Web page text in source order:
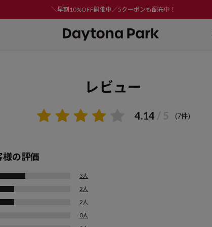
＼早割10%OFF開催中／5クーポンも配布中！
レビュー
4.14 / 5 (7件)
様の評価
3人
2人
2人
0人